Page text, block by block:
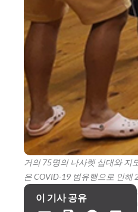
거의 75명의 나사렛 십대와 지
은 COVID-19 범유행으로 인해
이 기사 공유